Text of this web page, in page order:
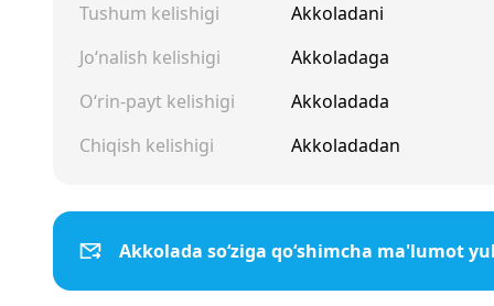
Tushum kelishigi
Akkoladani
Jo‘nalish kelishigi
Akkoladaga
O‘rin-payt kelishigi
Akkoladada
Chiqish kelishigi
Akkoladadan
Akkolada so‘ziga qo‘shimcha ma'lumot